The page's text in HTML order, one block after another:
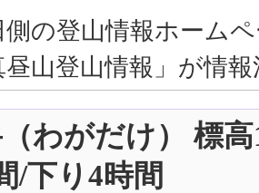
の登山情報ホーム
昼山登山情報」が情
わがだけ） 標
/下り4時間